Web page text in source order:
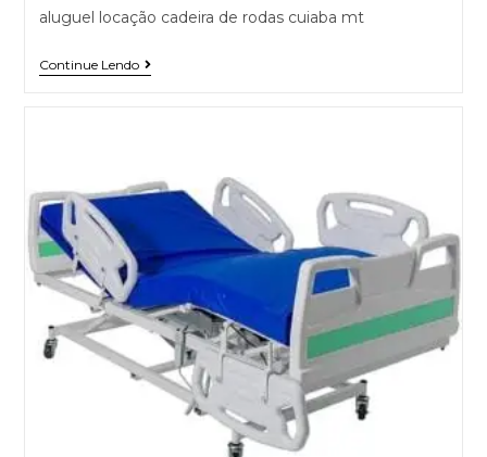
aluguel locação cadeira de rodas cuiaba mt
Continue Lendo